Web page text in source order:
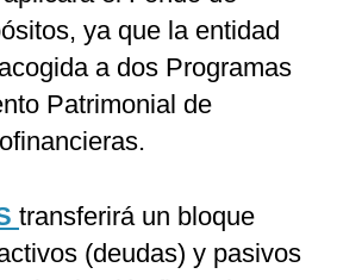
ya que la entidad
a dos Programas
Patrimonial de
transferirá un bloque
(deudas) y pasivos